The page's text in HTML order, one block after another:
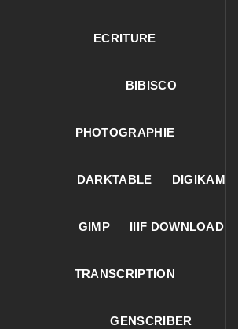
ECRITURE
BIBISCO
PHOTOGRAPHIE
DARKTABLE DIGIKAM
GIMP IIIF DOWNLOAD
TRANSCRIPTION
GENSCRIBER